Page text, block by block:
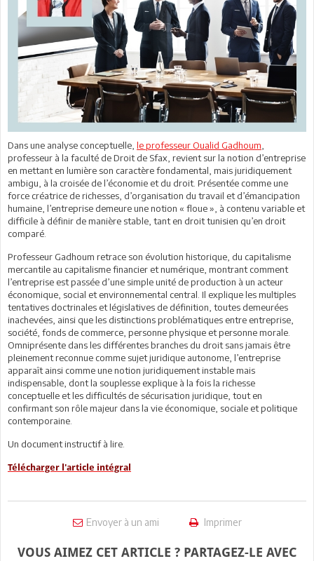
Dans une analyse conceptuelle, le professeur Oualid Gadhoum
professeur à la faculté de Droit de Sfax, revient sur la notion d’entreprise
en mettant en lumière son caractère fondamental, mais juridiquement
ambigu, à la croisée de l’économie et du droit. Présentée comme une
force créatrice de richesses, d’organisation du travail et d’émancipation
humaine, l’entreprise demeure une notion « floue », à contenu variable et
difficile à définir de manière stable, tant en droit tunisien qu’en droit
comparé.
Professeur Gadhoum retrace son évolution historique, du capitalisme
mercantile au capitalisme financier et numérique, montrant comment
l’entreprise est passée d’une simple unité de production à un acteur
économique, social et environnemental central. Il explique les multiples
tentatives doctrinales et législatives de définition, toutes demeurées
inachevées, ainsi que les distinctions problématiques entre entreprise,
société, fonds de commerce, personne physique et personne morale.
Omniprésente dans les différentes branches du droit sans jamais être
pleinement reconnue comme sujet juridique autonome, l’entreprise
apparaît ainsi comme une notion juridiquement instable mais
indispensable, dont la souplesse explique à la fois la richesse
conceptuelle et les difficultés de sécurisation juridique, tout en
confirmant son rôle majeur dans la vie économique, sociale et politique
contemporaine.
Un document instructif à lire.
Télécharger l'article intégral
Envoyer à un ami Imprimer
VOUS AIMEZ CET ARTICLE ? PARTAGEZ-LE AVEC